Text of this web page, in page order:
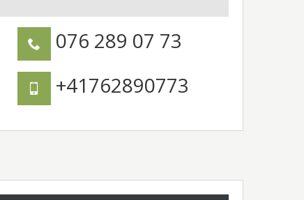
076 289 07 73
+41762890773